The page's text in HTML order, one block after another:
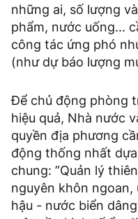
những ai, số lượng
phẩm, nước uống...
công tác ứng phó
(như dự báo lượng
Để chủ động phòng
hiệu quả, Nhà nước
quyền địa phương
động thống nhất
chung: ”Quản lý
nguyên khôn
hậu - nước biển